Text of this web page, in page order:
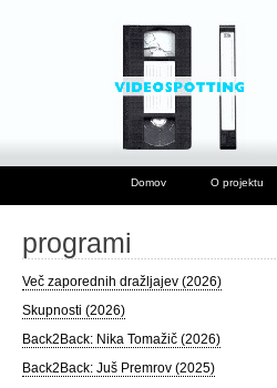
Domov O projektu
programi
Več zaporednih dražljajev (2026)
Skupnosti (2026)
Back2Back: Nika Tomažič (2026)
Back2Back: Juš Premrov (2025)